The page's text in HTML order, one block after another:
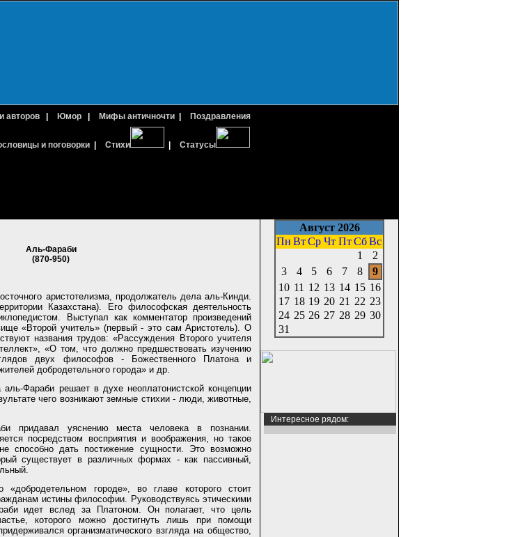
авторов Юмор Мифы античночти Поздравления
и поговорки| Стихи Статусы
Аль-Фараби
(870-950)
аристотелизма, продолжатель дела аль-Кинди.
Казахстана). Его философская деятельность
Выступал как комментатор произведений
«Второй учитель» (первый - это сам Аристотель). О
названия трудов: «Рассуждения Второго учителя
«О том, что должно предшествовать изучению
двух философов - Божественного Платона и
добродетельного города» и др.
аль-Фараби решает в духе неоплатонистской концепции
чего возникают земные стихии - люди, животные,
придавал уяснению места человека в познании.
посредством восприятия и воображения, но такое
способно дать постижение сущности. Это возможно
существует в различных формах - как пассивный,
городе», во главе которого стоит
истины философии. Руководствуясь этическими
идет вслед за Платоном. Он полагает, что цель
которого можно достигнуть лишь при помощи
организматического взгляда на общество,
Август 2026
Пн Вт Ср Чт Пт Сб Вс
1
2
3
4 5 6 7 8
9
10 11 12 13 14 15 16
17 18 19 20 21 22 23
24 25 26 27 28 29 30
31
Интересное рядом: